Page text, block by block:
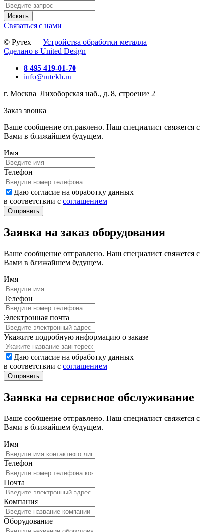
Искать
Связаться с нами
© Рутех — Устройства обработки металла
Сделано в United Design
8 495 419-01-70
info@rutekh.ru
г. Москва, Лихоборская наб., д. 8, строение 2
Заказ звонка
Ваше сообщение отправлено. Наш специалист свяжется с
Вами в ближайшем будущем.
Имя
Телефон
Даю согласие на обработку данных
в соответствии с соглашением
Заявка на заказ оборудования
Ваше сообщение отправлено. Наш специалист свяжется с
Вами в ближайшем будущем.
Имя
Телефон
Электронная почта
Укажите подробную информацию о заказе
Даю согласие на обработку данных
в соответствии с соглашением
Заявка на сервисное обслуживание
Ваше сообщение отправлено. Наш специалист свяжется с
Вами в ближайшем будущем.
Имя
Телефон
Почта
Компания
Оборудование